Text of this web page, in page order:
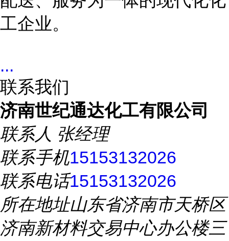
工企业。
...
联系我们
济南世纪通达化工有限公司
联系人 张经理
联系手机15153132026
联系电话15153132026
所在地址山东省济南市天桥区
济南新材料交易中心办公楼三